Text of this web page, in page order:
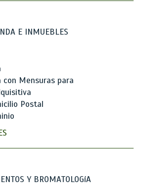
E INMUEBLES
Mensuras para
Postal
Y BROMATOLOGíA